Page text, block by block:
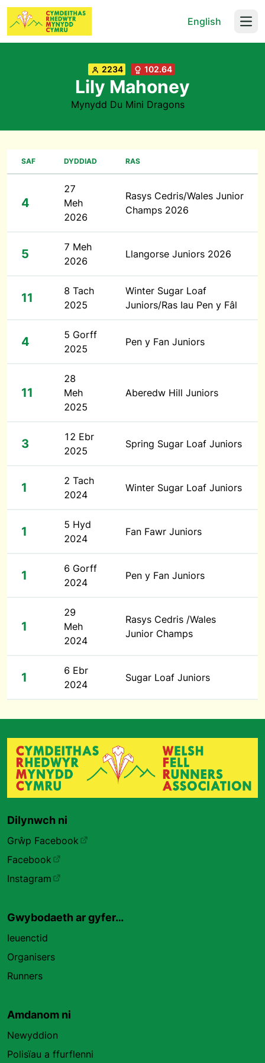
English
2234 102.64
Lily Mahoney
Mynydd Du Mini Dragons
SAF DYDDIAD RAS
4
27
Meh
2026
Rasys Cedris/Wales Junior
Champs 2026
5
7 Meh
2026
Llangorse Juniors 2026
11
8 Tach
2025
Winter Sugar Loaf
Juniors/Ras Iau Pen y Fâl
4
5 Gorff
2025
Pen y Fan Juniors
11
28
Meh
2025
Aberedw Hill Juniors
3
12 Ebr
2025
Spring Sugar Loaf Juniors
1
2 Tach
2024
Winter Sugar Loaf Juniors
1
5 Hyd
2024
Fan Fawr Juniors
1
6 Gorff
2024
Pen y Fan Juniors
1
29
Meh
2024
Rasys Cedris /Wales
Junior Champs
1
6 Ebr
2024
Sugar Loaf Juniors
Dilynwch ni
Grŵp Facebook
Facebook
Instagram
Gwybodaeth ar gyfer…
Ieuenctid
Organisers
Runners
Amdanom ni
Newyddion
Polisïau a ffurflenni